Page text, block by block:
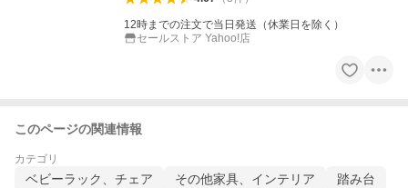
12時までの注文で当日発送（休業日を除く）
セールストア Yahoo!店
このページの関連情報
カテゴリ
ベビーラック、チェア その他家具、インテリア
踏み台